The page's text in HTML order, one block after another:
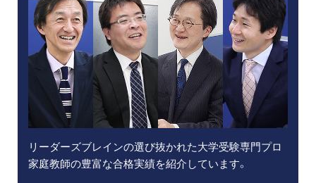
リーダーズブレインの選び抜かれた大学受験専門プロ
家庭教師の豊富な合格実績を紹介しています。